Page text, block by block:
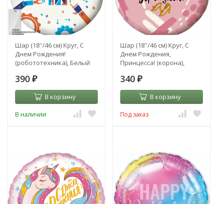
Шар (18''/46 см) Круг, С
Днем Рождения!
(робототехника), Белый
390 ₽
В корзину
В наличии
Шар (18''/46 см) Круг, С
Днем Рождения,
Принцесса! (корона),
340 ₽
В корзину
Под заказ